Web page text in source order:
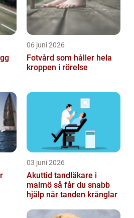
06 juni 2026
Fotvård som håller hela
kroppen i rörelse
03 juni 2026
Akuttid tandläkare i
malmö så får du snabb
hjälp när tanden krånglar